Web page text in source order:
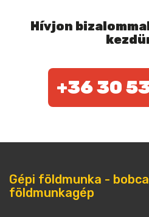
Hívjon
+36 30
Gépi földmunka -
földmunkagép